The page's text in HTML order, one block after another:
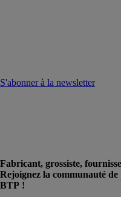
S'abonner à la newsletter
Fabricant, grossiste,
Rejoignez la communauté de
BTP !